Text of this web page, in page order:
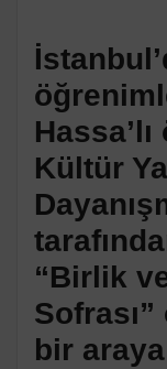
Kültür
“Birlik
bir